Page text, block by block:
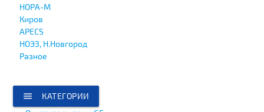
НОРА-М
Киров
APECS
НОЭЗ, Н.Новгород
Разное
menu
КАТЕГОРИИ